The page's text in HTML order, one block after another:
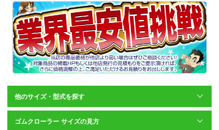
他のサイズ・型式を探す
ゴムクローラー サイズの見方